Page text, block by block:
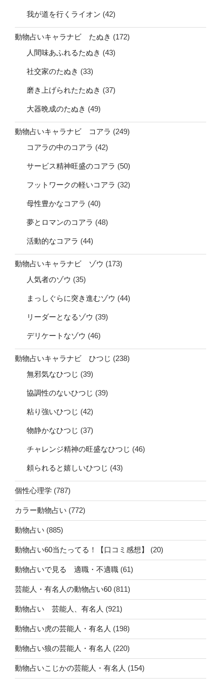
我が道を行くライオン (42)
動物占いキャラナビ たぬき (172)
人間味あふれるたぬき (43)
社交家のたぬき (33)
磨き上げられたたぬき (37)
大器晩成のたぬき (49)
動物占いキャラナビ コアラ (249)
コアラの中のコアラ (42)
サービス精神旺盛のコアラ (50)
フットワークの軽いコアラ (32)
母性豊かなコアラ (40)
夢とロマンのコアラ (48)
活動的なコアラ (44)
動物占いキャラナビ ゾウ (173)
人気者のゾウ (35)
まっしぐらに突き進むゾウ (44)
リーダーとなるゾウ (39)
デリケートなゾウ (46)
動物占いキャラナビ ひつじ (238)
無邪気なひつじ (39)
協調性のないひつじ (39)
粘り強いひつじ (42)
物静かなひつじ (37)
チャレンジ精神の旺盛なひつじ (46)
頼られると嬉しいひつじ (43)
個性心理学 (787)
カラー動物占い (772)
動物占い (885)
動物占い60当たってる！【口コミ感想】 (20)
動物占いで見る 適職・不適職 (61)
芸能人・有名人の動物占い60 (811)
動物占い 芸能人、有名人 (921)
動物占い虎の芸能人・有名人 (198)
動物占い狼の芸能人・有名人 (220)
動物占いこじかの芸能人・有名人 (154)